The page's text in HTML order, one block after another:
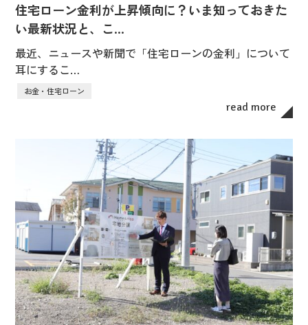
住宅ローン金利が上昇傾向に？いま知っておきた
い最新状況と、こ…
最近、ニュースや新聞で「住宅ローンの金利」について
耳にするこ…
お金・住宅ローン
read more